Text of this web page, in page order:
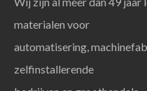
materialen voor
automatisering,
zelfinstallerende